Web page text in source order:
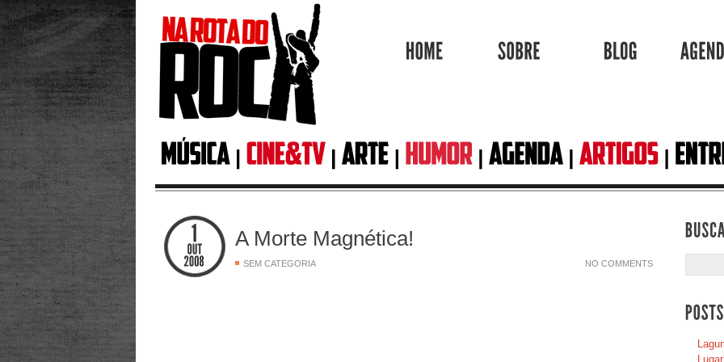
A Morte Magnética!
SEM CATEGORIA NO COMMENTS